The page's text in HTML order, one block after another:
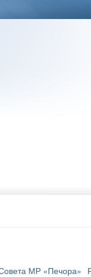
МР «Печора»